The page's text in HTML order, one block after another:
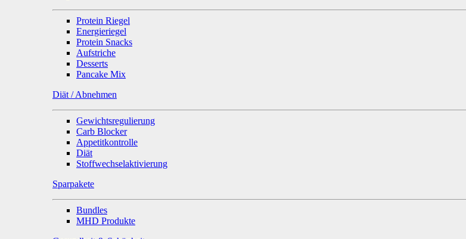
Protein Riegel
Energieriegel
Protein Snacks
Aufstriche
Desserts
Pancake Mix
Diät / Abnehmen
Gewichtsregulierung
Carb Blocker
Appetitkontrolle
Diät
Stoffwechselaktivierung
Sparpakete
Bundles
MHD Produkte